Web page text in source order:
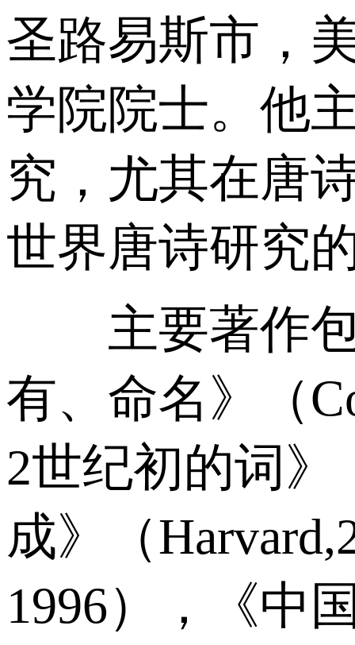
圣路易斯市，
学院院士。他
究，尤其在唐
世界唐诗研究
主要著作包
有、命名》（
2世纪初的词》
成》（
1996），《中